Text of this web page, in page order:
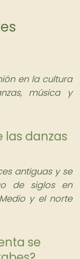
en la cultura
música y
las danzas
antiguas y se
de siglos en
y el norte
se